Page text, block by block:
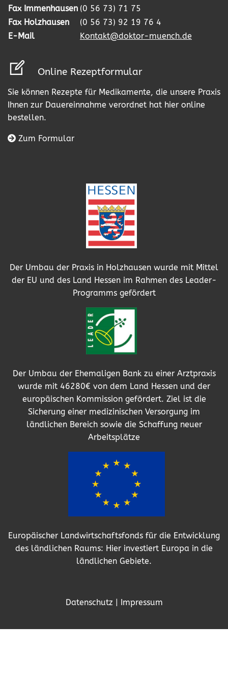
Fax Immenhausen (0 56 73) 71 75
Fax Holzhausen
(0 56 73) 92 19 76 4
E-Mail
Kontakt@doktor-muench.de
Online Rezeptformular
Sie können Rezepte für Medikamente, die unsere Praxis
Ihnen zur Dauereinnahme verordnet hat hier online
bestellen.
Zum Formular
Der Umbau der Praxis in Holzhausen wurde mit Mittel
der EU und des Land Hessen im Rahmen des Leader-
Programms gefördert
Der Umbau der Ehemaligen Bank zu einer Arztpraxis
wurde mit 46280€ von dem Land Hessen und der
europäischen Kommission gefördert. Ziel ist die
Sicherung einer medizinischen Versorgung im
ländlichen Bereich sowie die Schaffung neuer
Arbeitsplätze
Europäischer Landwirtschaftsfonds für die Entwicklung
des ländlichen Raums: Hier investiert Europa in die
ländlichen Gebiete.
Datenschutz Impressum